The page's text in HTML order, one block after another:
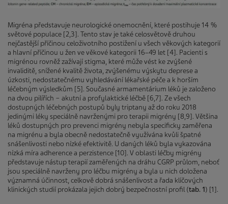
Migréna představuje neurologické onemocnění, které postihuje 14 %
světové populace [2,3]. Tento stav je také celosvětově druhou
nejčastější příčinou celoživotního postižení u všech věkových kategorií
a hlavní příčinou u žen ve věkové kategorii 16–49 let [4]. Pacienti s
migrénou rovněž zažívají stigma, které může vést ke zvýšené
invaliditě, snížené kvalitě života, zvýšenému výskytu deprese a
úzkosti, nedostatečnému vyhledávání lékařské péče a k horším
léčebným výsledkům [5]. Současné armamentárium léků je založeno
na dvou pilířích − akutní a profylaktické léčbě [6,7]. Ze všech
dostupných léčebných postupů byly triptany až do roku 2018
jedinými léky speciálně navrženými pro terapii migrény [8,9]. Většina
léků dostupných pro prevenci migrény nebyla specificky zaměřena
na migrénu a byla obecně nedostatečně využívána kvůli špatné
snášenlivosti nebo nízké efektivitě. U daných léků byla vykazována
nízká míra adherence a perzistence [10]. V oblasti léčby migrény
představuje nástup terapií zaměřených na dráhu CGRP průlom, neboť
jsou speciálně navrženy pro léčbu migrény a byla u nich doložena
významná účinnost, celkově dobrá snášenlivost a řada klíčových
klinických studií prokázala jejich dobrý bezpečnostní profil (tab. 1) [1].